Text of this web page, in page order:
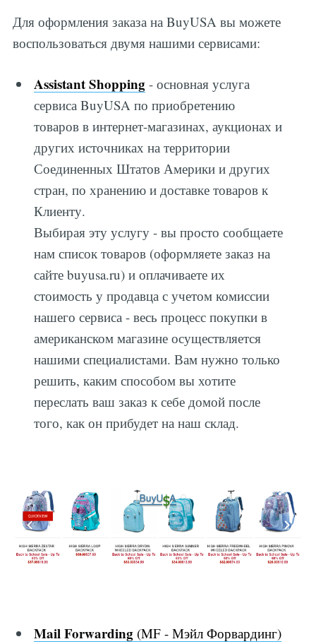
Для оформления заказа на BuyUSA вы можете
воспользоваться двумя нашими сервисами:
Assistant Shopping - основная услуга
сервиса BuyUSA по приобретению
товаров в интернет-магазинах, аукционах и
других источниках на территории
Соединенных Штатов Америки и других
стран, по хранению и доставке товаров к
Клиенту.
Выбирая эту услугу - вы просто сообщаете
нам список товаров (оформляете заказ на
сайте buyusa.ru) и оплачиваете их
стоимость у продавца с учетом комиссии
нашего сервиса - весь процесс покупки в
американском магазине осуществляется
нашими специалистами. Вам нужно только
решить, каким способом вы хотите
переслать ваш заказ к себе домой после
того, как он прибудет на наш склад.
Mail Forwarding (MF - Мэйл Форвардинг)